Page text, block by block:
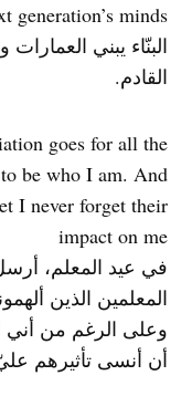
generation’s minds
البنّاء يبني
القادم.
goes for all the
be who I am. And
I never forget their
impact on me
في عيد المعلم،
المعلمين الذين
وعلى الرغم من أني
أن أنسى تأثيرهم